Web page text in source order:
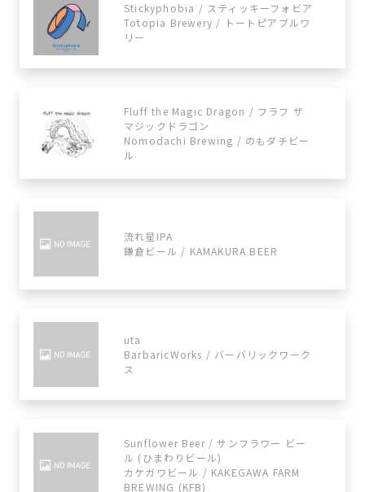
Stickyphobia / スティッキーフォビア
Totopia Brewery / トートピアブルワ
リー
Fluff the Magic Dragon / フラフ ザ
マジックドラゴン
Nomodachi Brewing / のもダチビー
ル
流れ星IPA
鎌倉ビール / KAMAKURA BEER
uta
BarbaricWorks / バーバリックワーク
ス
Sunflower Beer / サンフラワー ビー
ル (ひまわりビール)
カケガワビール / KAKEGAWA FARM
BREWING (KFB)